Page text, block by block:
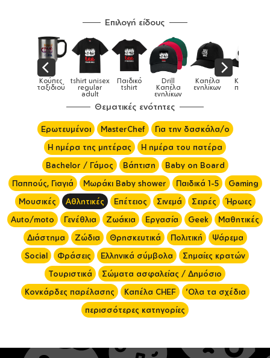
Επιλογή είδους
Κούπες
ταξιδιού
tshirt unisex
regular
adult
Παιδικό
tshirt
Drill
Καπέλα
ενηλίκων
Καπέλα
ενηλίκων
Καπέλα
παιδικά
Θεματικές ενότητες
Ερωτευμένοι MasterChef
Για την δασκάλα/ο
Η ημέρα της μητέρας
Η ημέρα του πατέρα
Bachelor / Γάμος
Βάπτιση
Baby on Board
Παππούς, Γιαγιά
Μωράκι Baby shower Παιδικά 1-5
Gaming
Μουσικές
Αθλητικές Επέτειος Σινεμά Σειρές
Ήρωες
Auto/moto
Γενέθλια Ζωάκια Εργασία Geek
Μαθητικές
Διάστημα
Ζώδια Θρησκευτικά Πολιτική
Ψάρεμα
Social
Φράσεις Ελληνικά σύμβολα
Σημαίες κρατών
Τουριστικά
Σώματα ασφαλείας / Δημόσιο
Κονκάρδες παρέλασης
Καπέλα CHEF
'Ολα τα σχέδια
περισσότερες κατηγορίες